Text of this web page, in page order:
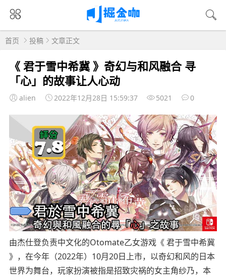
首页 投稿 文章正文
《 君于雪中希冀 》奇幻与和风融合 寻
「心」的故事让人心动
alien 2022年12月28日 15:59:37 5021 0
由杰仕登负责中文化的Otomate乙女游戏《 君于雪中希冀
》，在今年（2022年）10月20日上市，以奇幻和风的日本
世界为舞台，玩家扮演被指是招致灾祸的女主角纱乃，本